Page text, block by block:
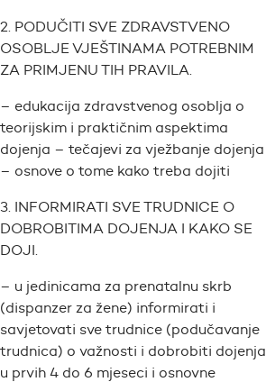
2. PODUČITI SVE ZDRAVSTVENO
OSOBLJE VJEŠTINAMA POTREBNIM
ZA PRIMJENU TIH PRAVILA.
– edukacija zdravstvenog osoblja o
teorijskim i praktičnim aspektima
dojenja – tečajevi za vježbanje dojenja
– osnove o tome kako treba dojiti
3. INFORMIRATI SVE TRUDNICE O
DOBROBITIMA DOJENJA I KAKO SE
DOJI.
– u jedinicama za prenatalnu skrb
(dispanzer za žene) informirati i
savjetovati sve trudnice (podučavanje
trudnica) o važnosti i dobrobiti dojenja
u prvih 4 do 6 mjeseci i osnovne